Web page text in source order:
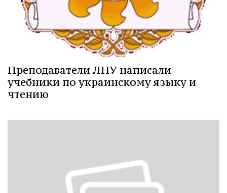
Преподаватели ЛНУ написали
учебники по украинскому языку и
чтению